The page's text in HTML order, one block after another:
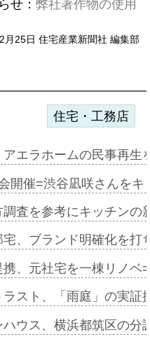
せ： 弊社著作物の使用
月25日 住宅産業新聞社 編集部
住宅・工務店
アエラホームの民事再
開催=渋谷凪咲さんを
査を参考にキッチン
、ブランド明確化を
携、元社宅を一棟リノ
ラスト、「雨庭」の実
ウス、横浜都筑区の